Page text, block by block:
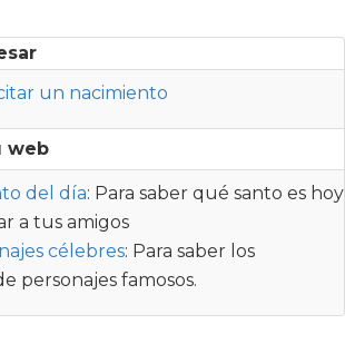
un nacimiento
web
del día: Para saber qué santo es hoy
a tus amigos
célebres: Para saber los
personajes famosos.